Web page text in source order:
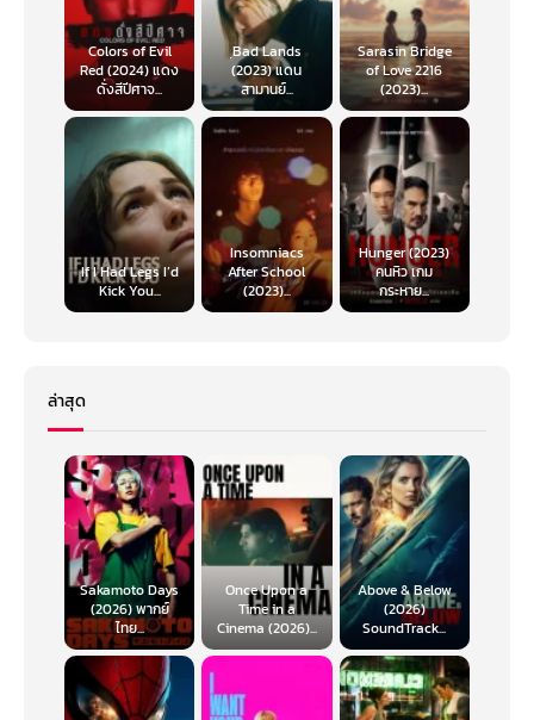
Colors of Evil
Red (2024) แดง
ดั่งสีปีศาจ...
ฺBad Lands
(2023) แดน
สามานย์...
Sarasin Bridge
of Love 2216
(2023)...
If I Had Legs I’d
Kick You...
Insomniacs
After School
(2023)...
Hunger (2023)
คนหิว เกม
กระหาย...
ล่าสุด
Sakamoto Days
(2026) พากย์
ไทย...
Once Upon a
Time in a
Cinema (2026)...
Above & Below
(2026)
SoundTrack...